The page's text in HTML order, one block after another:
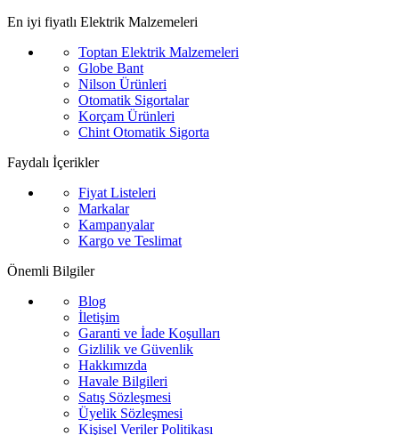
En iyi fiyatlı Elektrik Malzemeleri
Toptan Elektrik Malzemeleri
Globe Bant
Nilson Ürünleri
Otomatik Sigortalar
Korçam Ürünleri
Chint Otomatik Sigorta
Faydalı İçerikler
Fiyat Listeleri
Markalar
Kampanyalar
Kargo ve Teslimat
Önemli Bilgiler
Blog
İletişim
Garanti ve İade Koşulları
Gizlilik ve Güvenlik
Hakkımızda
Havale Bilgileri
Satış Sözleşmesi
Üyelik Sözleşmesi
Kişisel Veriler Politikası